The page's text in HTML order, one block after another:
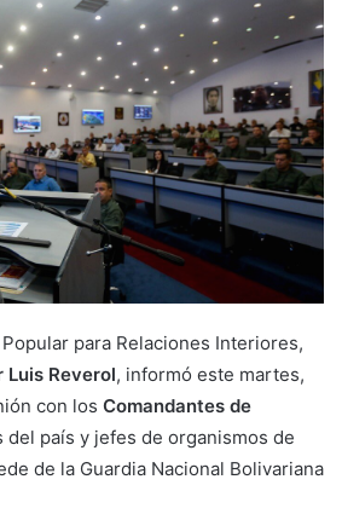
para Relaciones Interiores,
Luis Reverol, informó este martes,
con los Comandantes de
país y jefes de organismos de
de la Guardia Nacional Bolivariana